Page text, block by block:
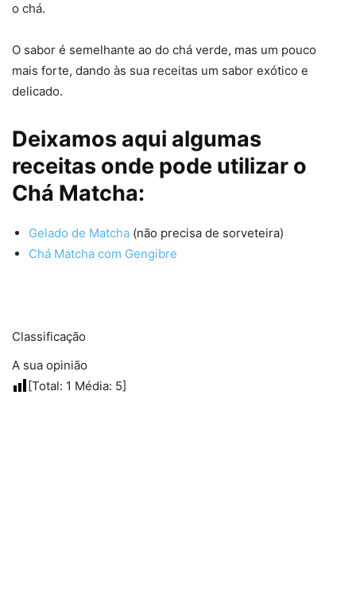
o chá.
O sabor é semelhante ao do chá verde, mas um pouco
mais forte, dando às sua receitas um sabor exótico e
delicado.
Deixamos aqui algumas
receitas onde pode utilizar o
Chá Matcha:
Gelado de Matcha (não precisa de sorveteira)
Chá Matcha com Gengibre
Classificação
A sua opinião
[Total: 1 Média: 5]